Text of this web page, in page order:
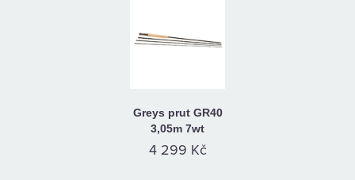
Greys prut GR40
3,05m 7wt
4 299 Kč